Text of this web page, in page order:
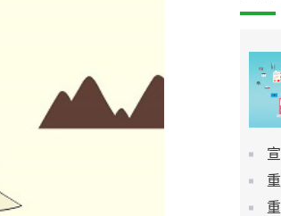
宣
重
重